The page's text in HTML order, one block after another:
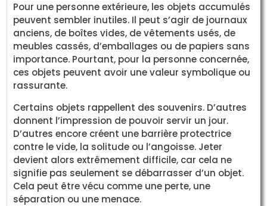
Pour une personne extérieure, les objets accumulés
peuvent sembler inutiles. Il peut s’agir de journaux
anciens, de boîtes vides, de vêtements usés, de
meubles cassés, d’emballages ou de papiers sans
importance. Pourtant, pour la personne concernée,
ces objets peuvent avoir une valeur symbolique ou
rassurante.
Certains objets rappellent des souvenirs. D’autres
donnent l’impression de pouvoir servir un jour.
D’autres encore créent une barrière protectrice
contre le vide, la solitude ou l’angoisse. Jeter
devient alors extrêmement difficile, car cela ne
signifie pas seulement se débarrasser d’un objet.
Cela peut être vécu comme une perte, une
séparation ou une menace.